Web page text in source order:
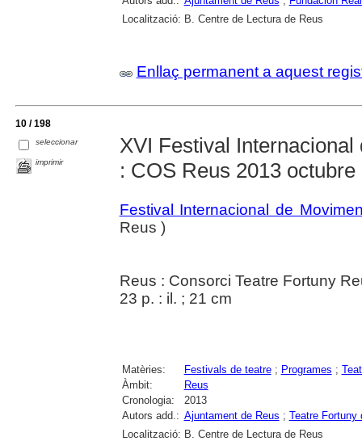
Localització: B. Centre de Lectura de Reus
Enllaç permanent a aquest
10 / 198
seleccionar
imprimir
XVI Festival
: COS Reus 2013 octubre
Festival Internacional de
Reus )
Reus : Consorci Teatre Fortuny
23 p. : il. ; 21 cm
Matèries: Festivals de teatre; Programes ;
Àmbit:
Reus
Cronologia:
2013
Autors add.: Ajuntament de Reus ; Teatre Fortuny
Localització: B. Centre de Lectura de Reus